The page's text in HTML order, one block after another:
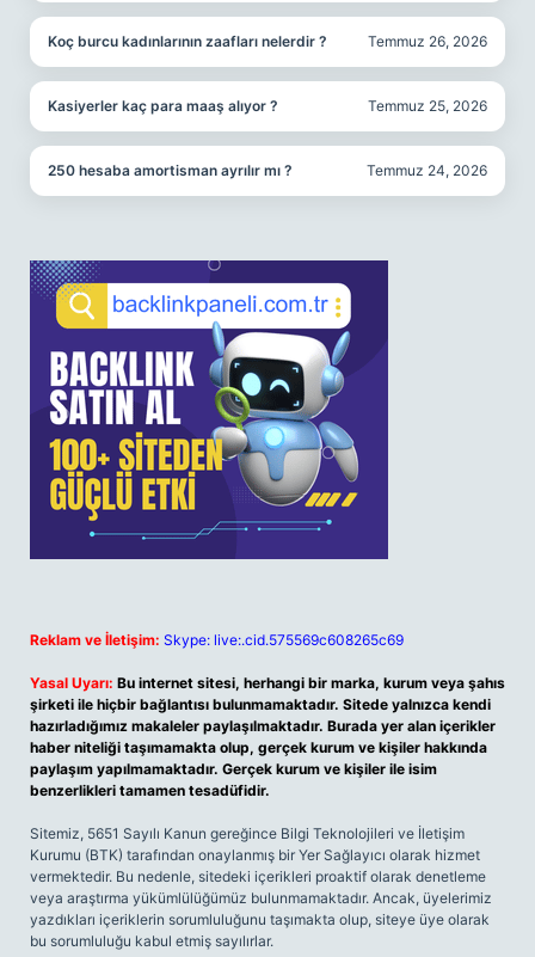
Koç burcu kadınlarının zaafları nelerdir ? Temmuz 26, 2026
Kasiyerler kaç para maaş alıyor ? Temmuz 25, 2026
250 hesaba amortisman ayrılır mı ? Temmuz 24, 2026
Reklam ve İletişim: Skype: live:.cid.575569c608265c69
Yasal Uyarı: Bu internet sitesi, herhangi bir marka, kurum veya şahıs
şirketi ile hiçbir bağlantısı bulunmamaktadır. Sitede yalnızca kendi
hazırladığımız makaleler paylaşılmaktadır. Burada yer alan içerikler
haber niteliği taşımamakta olup, gerçek kurum ve kişiler hakkında
paylaşım yapılmamaktadır. Gerçek kurum ve kişiler ile isim
benzerlikleri tamamen tesadüfidir.
Sitemiz, 5651 Sayılı Kanun gereğince Bilgi Teknolojileri ve İletişim
Kurumu (BTK) tarafından onaylanmış bir Yer Sağlayıcı olarak hizmet
vermektedir. Bu nedenle, sitedeki içerikleri proaktif olarak denetleme
veya araştırma yükümlülüğümüz bulunmamaktadır. Ancak, üyelerimiz
yazdıkları içeriklerin sorumluluğunu taşımakta olup, siteye üye olarak
bu sorumluluğu kabul etmiş sayılırlar.